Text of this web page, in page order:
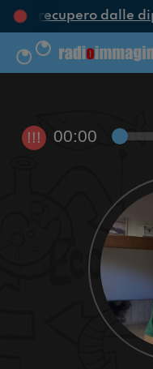
e recupero dalle
!!! 00:00